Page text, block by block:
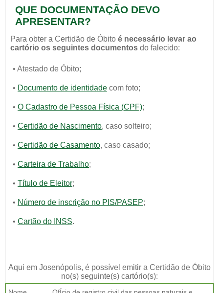
QUE DOCUMENTAÇÃO DEVO
APRESENTAR?
Para obter a Certidão de Óbito é necessário levar ao
cartório os seguintes documentos do falecido:
• Atestado de Óbito;
• Documento de identidade com foto;
• O Cadastro de Pessoa Física (CPF);
• Certidão de Nascimento, caso solteiro;
• Certidão de Casamento, caso casado;
• Carteira de Trabalho;
• Título de Eleitor;
• Número de inscrição no PIS/PASEP;
• Cartão do INSS.
Aqui em Josenópolis, é possível emitir a Certidão de Óbito
no(s) seguinte(s) cartório(s):